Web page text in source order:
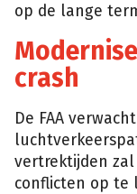
op de lange
crash
De FAA
vertrektijden zal
conflicten op te